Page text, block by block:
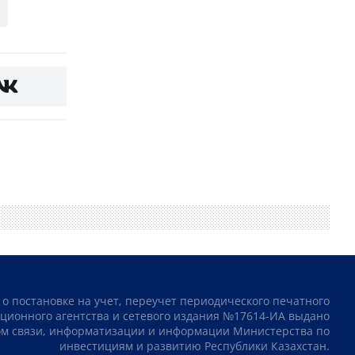
постановке на учет, переучет периодического печатного
агентства и сетевого издания №17614-ИА выдано
связи, информатизации и информации Министерства по
инвестициям и развитию Республики Казахстан.